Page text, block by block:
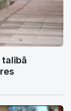
talibã